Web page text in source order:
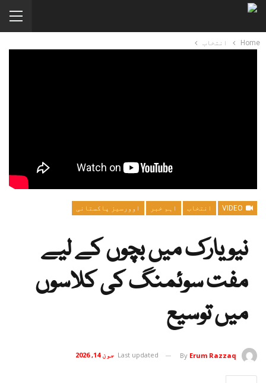
Home انتخاب
انتخاب اہم خبر اوورسیز پاکستانی
نیو یارک میں بچوں کے لیے
مفت سوئمنگ کی کلاسوں
میں توسیع
By Erum Razzaq
Last updated جون 14, 2026